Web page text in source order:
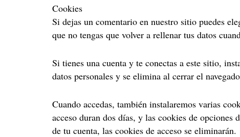
Cookies
Si dejas un comentario en nuestro sitio puedes
que no tengas que volver a rellenar tus datos
Si tienes una cuenta y te conectas a este sitio,
datos personales y se elimina al cerrar el
Cuando accedas, también instalaremos varias
acceso duran dos días, y las cookies de opciones
de tu cuenta, las cookies de acceso se eliminarán.